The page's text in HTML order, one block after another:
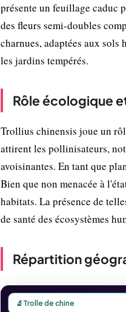
présente un feuillage caduc
des fleurs semi-doubles
charnues, adaptées aux
les jardins tempérés.
Rôle écologique
Trollius chinensis joue un
attirent les pollinisateurs,
avoisinantes. En tant que
Bien que non menacée à
habitats. La présence de
de santé des écosystèmes
Répartition